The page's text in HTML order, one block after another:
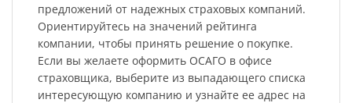
предложений от надежных страховых компаний.
Ориентируйтесь на значений рейтинга
компании, чтобы принять решение о покупке.
Если вы желаете оформить ОСАГО в офисе
страховщика, выберите из выпадающего списка
интересующую компанию и узнайте ее адрес на